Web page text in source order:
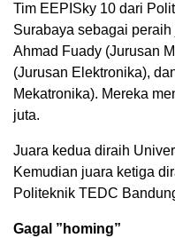
Tim EEPISky 10 dari
Surabaya sebagai
Ahmad Fuady (Jurusan
(Jurusan Elektronika),
Mekatronika). Mereka
juta.
Juara kedua diraih
Kemudian juara ketiga
Politeknik TEDC
Gagal ”homing”